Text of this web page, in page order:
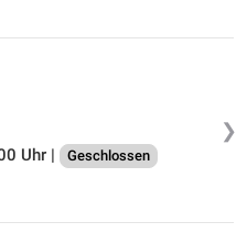
❯
Uhr |
Geschlossen